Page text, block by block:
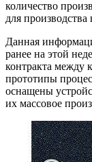
количество
для
Данная
ранее на этой
контракта между
прототипы
оснащены
их массовое